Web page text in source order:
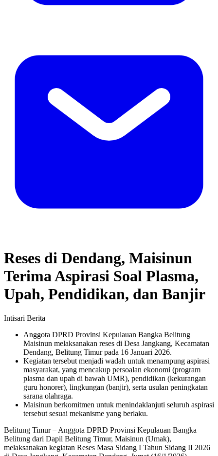
Reses di Dendang, Maisinun
Terima Aspirasi Soal Plasma,
Upah, Pendidikan, dan Banjir
Intisari Berita
Anggota DPRD Provinsi Kepulauan Bangka Belitung
Maisinun melaksanakan reses di Desa Jangkang, Kecamatan
Dendang, Belitung Timur pada 16 Januari 2026.
Kegiatan tersebut menjadi wadah untuk menampung aspirasi
masyarakat, yang mencakup persoalan ekonomi (program
plasma dan upah di bawah UMR), pendidikan (kekurangan
guru honorer), lingkungan (banjir), serta usulan peningkatan
sarana olahraga.
Maisinun berkomitmen untuk menindaklanjuti seluruh aspirasi
tersebut sesuai mekanisme yang berlaku.
Belitung Timur – Anggota DPRD Provinsi Kepulauan Bangka
Belitung dari Dapil Belitung Timur, Maisinun (Umak),
melaksanakan kegiatan Reses Masa Sidang I Tahun Sidang II 2026